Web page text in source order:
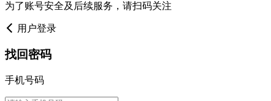
为了账号安全及后续服务，请扫码关注
用户登录
找回密码
手机号码